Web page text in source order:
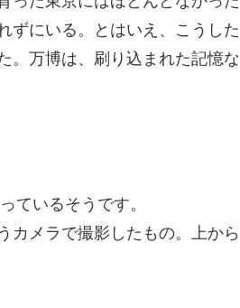
ずにいる。とはいえ、こうした
。万博は、刷り込まれた記憶な
ているそうです。
カメラで撮影したもの。上から